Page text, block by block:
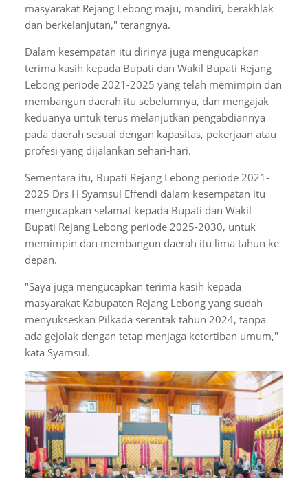
masyarakat Rejang Lebong maju, mandiri, berakhlak
dan berkelanjutan," terangnya.
Dalam kesempatan itu dirinya juga mengucapkan
terima kasih kepada Bupati dan Wakil Bupati Rejang
Lebong periode 2021-2025 yang telah memimpin dan
membangun daerah itu sebelumnya, dan mengajak
keduanya untuk terus melanjutkan pengabdiannya
pada daerah sesuai dengan kapasitas, pekerjaan atau
profesi yang dijalankan sehari-hari.
Sementara itu, Bupati Rejang Lebong periode 2021-
2025 Drs H Syamsul Effendi dalam kesempatan itu
mengucapkan selamat kepada Bupati dan Wakil
Bupati Rejang Lebong periode 2025-2030, untuk
memimpin dan membangun daerah itu lima tahun ke
depan.
"Saya juga mengucapkan terima kasih kepada
masyarakat Kabupaten Rejang Lebong yang sudah
menyukseskan Pilkada serentak tahun 2024, tanpa
ada gejolak dengan tetap menjaga ketertiban umum,"
kata Syamsul.